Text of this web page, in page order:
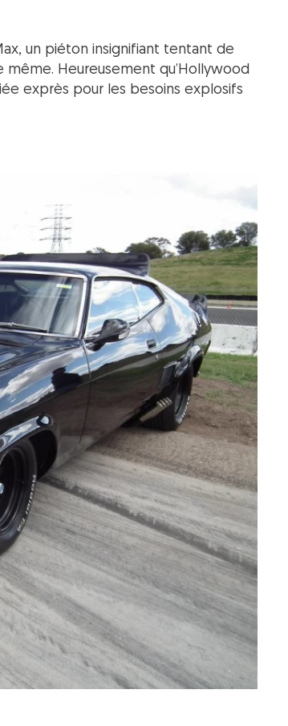
un piéton insignifiant tentant de
même. Heureusement qu’Hollywood
exprès pour les besoins explosifs